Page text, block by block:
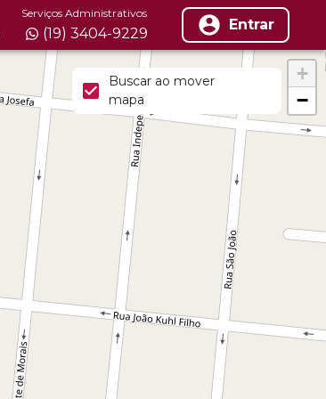
Serviços Administrativos
(19) 3404-9229 Entrar
+
−
Buscar ao mover
mapa